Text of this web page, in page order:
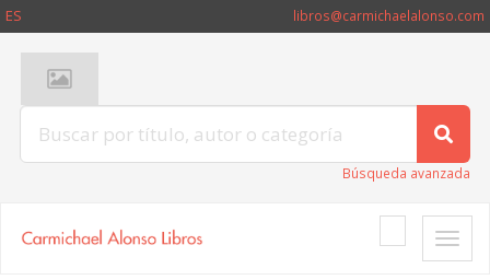
ES libros@carmichaelalonso.com
Búsqueda avanzada
Toggle